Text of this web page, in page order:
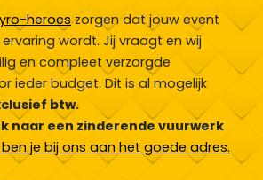
heroeszorgen dat jouw event
wordt. Jij vraagt en wij
en compleet verzorgde
ieder budget. Dit is al mogelijk
btw.
naar een zinderende vuurwerk
je bij ons aan het goede adres.